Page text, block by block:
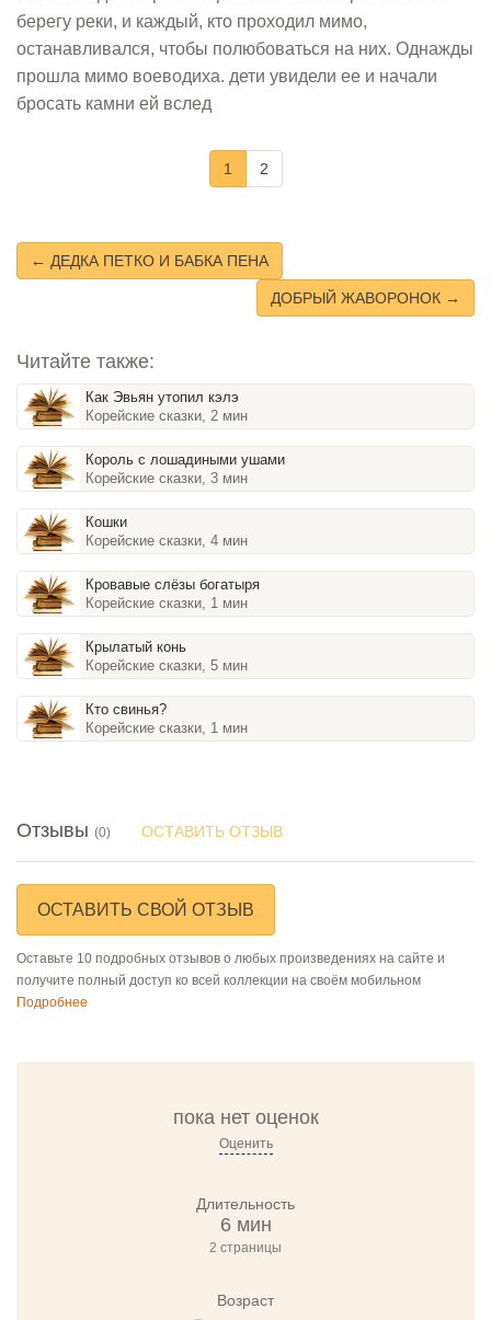
берегу реки, и каждый, кто проходил мимо,
останавливался, чтобы полюбоваться на них. Однажды
прошла мимо воеводиха. дети увидели ее и начали
бросать камни ей вслед
1 2
← ДЕДКА ПЕТКО И БАБКА ПЕНА
ДОБРЫЙ ЖАВОРОНОК →
Читайте также:
Как Эвьян утопил кэлэ
Корейские сказки, 2 мин
Король с лошадиными ушами
Корейские сказки, 3 мин
Кошки
Корейские сказки, 4 мин
Кровавые слёзы богатыря
Корейские сказки, 1 мин
Крылатый конь
Корейские сказки, 5 мин
Кто свинья?
Корейские сказки, 1 мин
Отзывы (0) ОСТАВИТЬ ОТЗЫВ
ОСТАВИТЬ СВОЙ ОТЗЫВ
Оставьте 10 подробных отзывов о любых произведениях на сайте и
получите полный доступ ко всей коллекции на своём мобильном
Подробнее
пока нет оценок
Оценить
Длительность
6 мин
2 страницы
Возраст